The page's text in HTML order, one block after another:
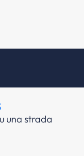
una strada